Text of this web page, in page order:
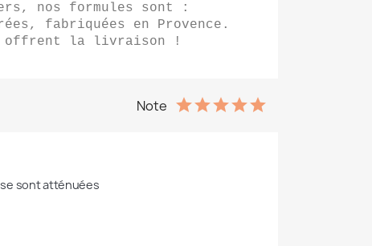
nos formules sont :
fabriquées en Provence.
offrent la livraison !
Note
se sont atténuées